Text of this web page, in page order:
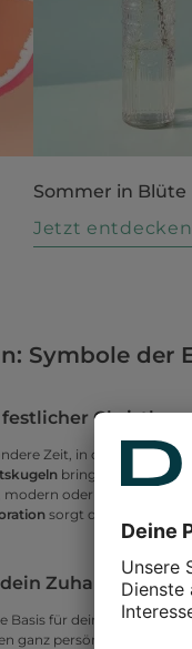
Sommer in Blüte
Jetzt entdecken
Symbole der
Zeit, in der dein
bringst du Glanz
modern oder verspielt –
sorgt dafür, dass
Zuhause
Basis für deinen
ganz persönlichen Stil